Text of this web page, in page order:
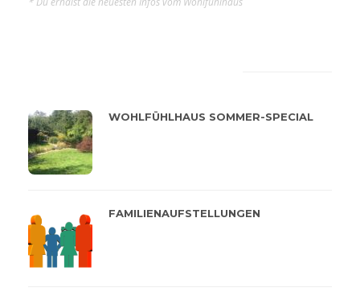
WOHLFÜHLHAUS SOMMER-SPECIAL
FAMILIENAUFSTELLUNGEN